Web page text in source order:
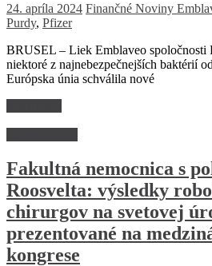
24. apríla 2024 Finančné Noviny
Purdy, Pfizer
BRUSEL – Liek Emblaveo spoločnosti
niektoré z najnebezpečnejších baktérií
Európska únia schválila nové
Fakultná nemocnica s
Roosvelta: výsledky
chirurgov na svetovej
prezentované na
kongrese